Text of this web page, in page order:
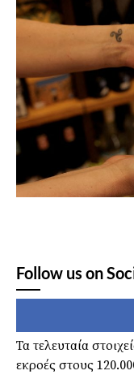
Follow us on
Τα τελευταία
εκροές στους